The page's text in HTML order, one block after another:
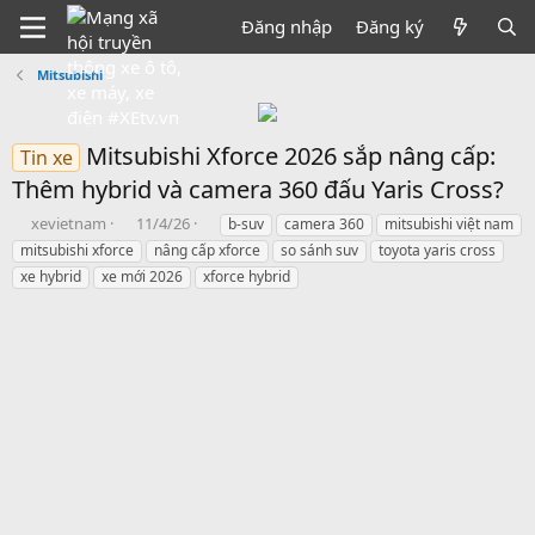
Đăng nhập Đăng ký
Mitsubishi
Tin xe
Mitsubishi Xforce 2026 sắp nâng cấp:
Thêm hybrid và camera 360 đấu Yaris Cross?
B
ắ
t
đ
xevietnam
N
g
à
y
11/4/26
T
h
ẻ
b-suv camera 360
mitsubishi việt nam
mitsubishi xforce
nâng cấp xforce so sánh suv
toyota yaris cross
xe hybrid
xe mới 2026 xforce hybrid